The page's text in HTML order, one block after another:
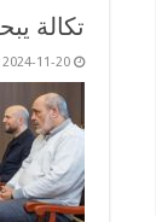
تكالة
2024-11-20